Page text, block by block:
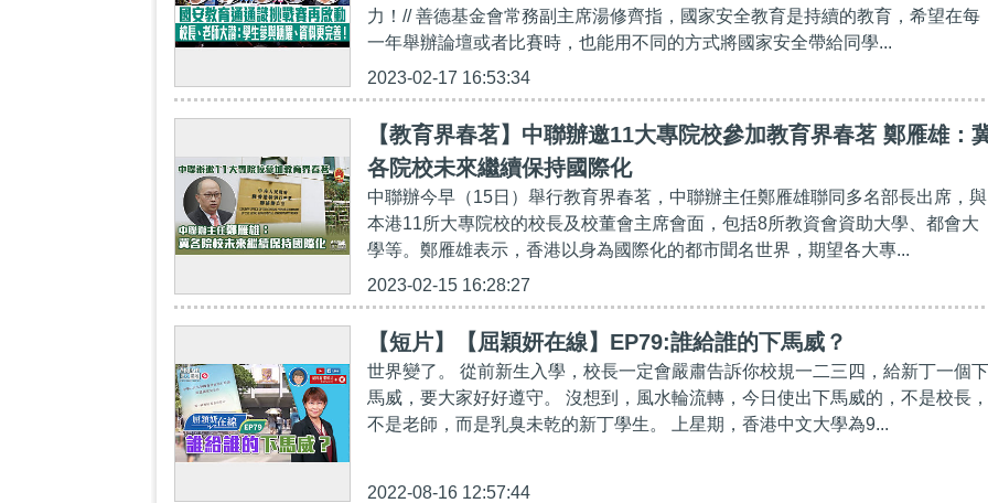
力！// 善德基金會常務副主席湯修齊指，國家安全教育是持續的教育，希望在每
一年舉辦論壇或者比賽時，也能用不同的方式將國家安全帶給同學...
2023-02-17 16:53:34
【教育界春茗】中聯辦邀11大專院校參加教育界春茗 鄭雁雄：
各院校未來繼續保持國際化
中聯辦今早（15日）舉行教育界春茗，中聯辦主任鄭雁雄聯同多名部長出席，與
本港11所大專院校的校長及校董會主席會面，包括8所教資會資助大學、都會大
學等。鄭雁雄表示，香港以身為國際化的都市聞名世界，期望各大專...
2023-02-15 16:28:27
【短片】【屈穎妍在線】EP79:誰給誰的下馬威？
世界變了。 從前新生入學，校長一定會嚴肅告訴你校規一二三四，給新丁一個下
馬威，要大家好好遵守。 沒想到，風水輪流轉，今日使出下馬威的，不是校長，
不是老師，而是乳臭未乾的新丁學生。 上星期，香港中文大學為9...
2022-08-16 12:57:44